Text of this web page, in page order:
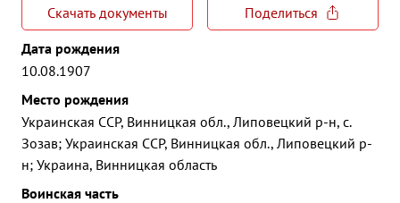
Скачать документы
Поделиться
Дата рождения
10.08.1907
Место рождения
Украинская ССР, Винницкая обл., Липовецкий р-н, с.
Зозав; Украинская ССР, Винницкая обл., Липовецкий р-
н; Украина, Винницкая область
Воинская часть